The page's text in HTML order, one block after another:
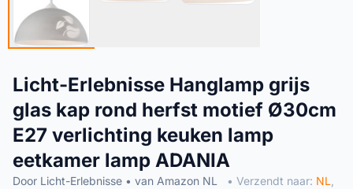
Licht-Erlebnisse Hanglamp grijs
glas kap rond herfst motief Ø30cm
E27 verlichting keuken lamp
eetkamer lamp ADANIA
Door Licht-Erlebnisse • van Amazon NL • Verzendt naar: NL,